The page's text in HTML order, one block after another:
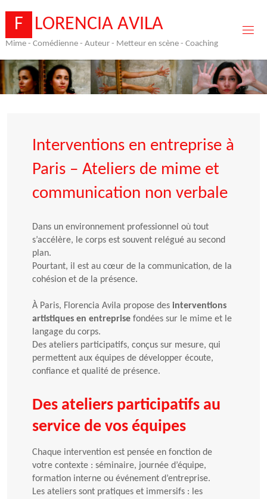
content
F LORENCIA AVILA
Mime - Comédienne - Auteur - Metteur en scène - Coaching
Interventions en entreprise à
Paris – Ateliers de mime et
communication non verbale
Dans un environnement professionnel où tout
s’accélère, le corps est souvent relégué au second
plan.
Pourtant, il est au cœur de la communication, de la
cohésion et de la présence.
À Paris, Florencia Avila propose desinterventions
artistiques en entreprise fondées sur le mime et le
langage du corps.
Des ateliers participatifs, conçus sur mesure, qui
permettent aux équipes de développer écoute,
confiance et qualité de présence.
Des ateliers participatifs au
service de vos équipes
Chaque intervention est pensée en fonction de
votre contexte : séminaire, journée d’équipe,
formation interne ou événement d’entreprise.
Les ateliers sont pratiques et immersifs : les